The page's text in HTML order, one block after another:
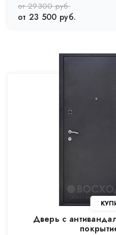
от 29300 руб.
от 23 500 руб.
Дверь с